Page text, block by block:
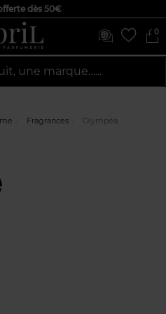
dès 50€
0
une marque…...
Fragrances Olympéa